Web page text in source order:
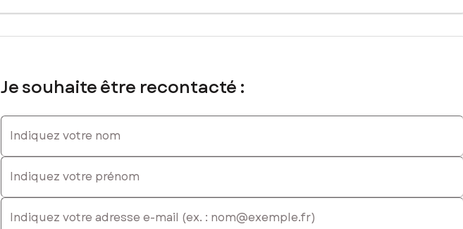
Je souhaite être recontacté :
Indiquez votre nom
Indiquez votre prénom
E-mail